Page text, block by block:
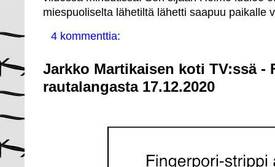
miespuoliselta lähetiltä lähetti saapuu paikalle
4 kommenttia:
Jarkko Martikaisen koti TV:ssä -
rautalangasta 17.12.2020